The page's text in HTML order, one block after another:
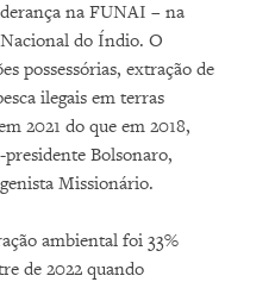
na FUNAI – na
do Índio. O
possessórias, extração de
ilegais em terras
2021 do que em 2018,
Bolsonaro,
Missionário.
ambiental foi 33%
de 2022 quando